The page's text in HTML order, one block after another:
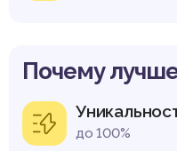
Почему лучше
до 100%